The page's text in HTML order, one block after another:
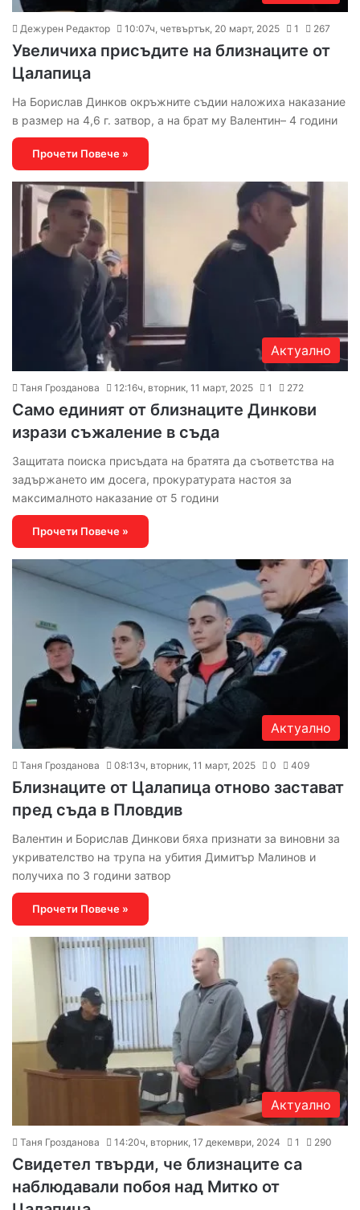
Дежурен Редактор 10:07ч, четвъртък, 20 март, 2025 1 267
Увеличиха присъдите на близнаците от
Цалапица
На Борислав Динков окръжните съдии наложиха наказание
в размер на 4,6 г. затвор, а на брат му Валентин– 4 години
Прочети Повече »
Актуално
Таня Грозданова 12:16ч, вторник, 11 март, 2025 1 272
Само единият от близнаците Динкови
изрази съжаление в съда
Защитата поиска присъдата на братята да съответства на
задържането им досега, прокуратурата настоя за
максималното наказание от 5 години
Прочети Повече »
Актуално
Таня Грозданова 08:13ч, вторник, 11 март, 2025 0 409
Близнаците от Цалапица отново застават
пред съда в Пловдив
Валентин и Борислав Динкови бяха признати за виновни за
укривателство на трупа на убития Димитър Малинов и
получиха по 3 години затвор
Прочети Повече »
Актуално
Таня Грозданова 14:20ч, вторник, 17 декември, 2024 1 290
Свидетел твърди, че близнаците са
наблюдавали побоя над Митко от